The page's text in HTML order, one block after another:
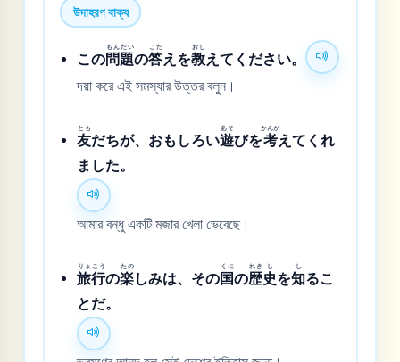
উদাহরণ বাক্য
この問
もん
題
だい
の答
こた
えを教
おし
えてください。
দয়া করে এই সমস্যার উত্তর বলুন।
友
とも
だちが、おもしろい遊
あそ
びを考
かんが
えてくれ
ました。
আমার বন্ধু একটি মজার খেলা ভেবেছে।
旅
りょ
行
こう
の楽
たの
しみは、その国
くに
の歴
れき
史
し
を知
し
るこ
とだ。